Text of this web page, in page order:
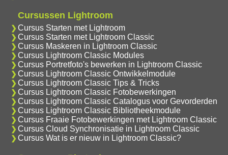
Cursussen Lightroom
Cursus Starten met Lightroom
Cursus Starten met Lightroom Classic
Cursus Maskeren in Lightroom Classic
Cursus Lightroom Classic Modules
Cursus Portretfoto's bewerken in Lightroom Classic
Cursus Lightroom Classic Ontwikkelmodule
Cursus Lightroom Classic Tips & Tricks
Cursus Lightroom Classic Fotobewerkingen
Cursus Lightroom Classic Catalogus voor Gevorderden
Cursus Lightroom Classic Bibliotheekmodule
Cursus Fraaie Fotobewerkingen met Lightroom Classic
Cursus Cloud Synchronisatie in Lightroom Classic
Cursus Wat is er nieuw in Lightroom Classic?